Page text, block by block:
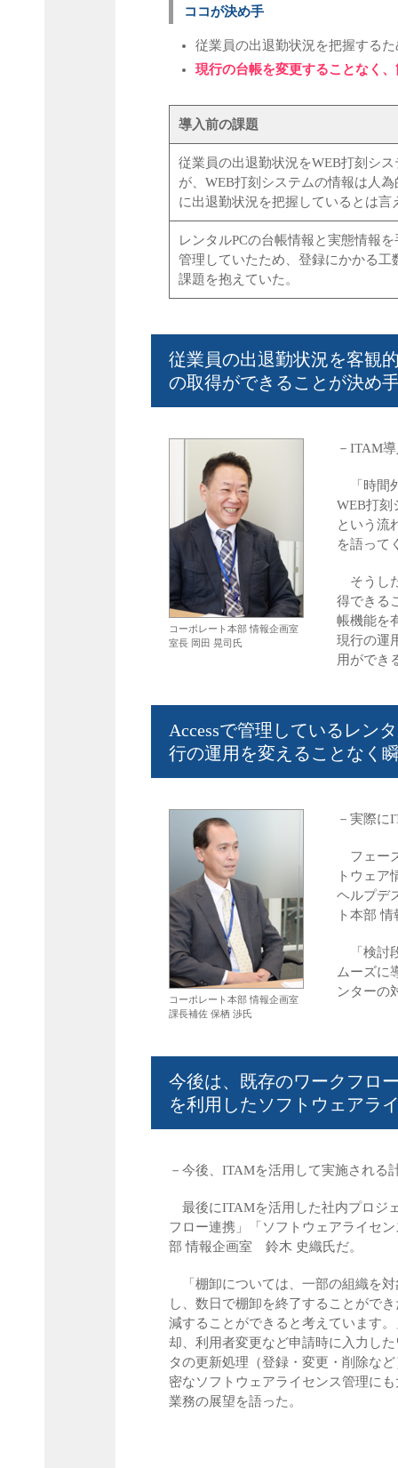
ココが決め手
従業員の出退勤状況を把握する
現行の台帳を変更することなく
導入前の課題
従業員の出退勤状況をWEB打刻シ
が、WEB打刻システムの情報は人
に出退勤状況を把握しているとは言
レンタルPCの台帳情報と実態情報
管理していたため、登録にかかる工
課題を抱えていた。
従業員の出退勤状況を客観
の取得ができることが決め
コーポレート本部 情報企画室
室長 岡田 晃司氏
－ITAM
「時間
WEB打刻
という流
を語って
そうし
得できる
帳機能を
現行の運
用ができ
Accessで管理しているレン
行の運用を変えることなく
コーポレート本部 情報企画室
課長補佐 保栖 渉氏
－実際に
フェー
トウェア
ヘルプデ
ト本部
「検討
ムーズに
ンターの
今後は、既存のワークフロ
を利用したソフトウェアラ
－今後、ITAMを活用して実施される
最後にITAMを活用した社内プロジ
フロー連携」「ソフトウェアライセ
部 情報企画室 鈴木 史織氏だ。
「棚卸については、一部の組織を
し、数日で棚卸を終了することがで
減することができると考えています
却、利用者変更など申請時に入力し
タの更新処理（登録・変更・削除な
密なソフトウェアライセンス管理に
業務の展望を語った。